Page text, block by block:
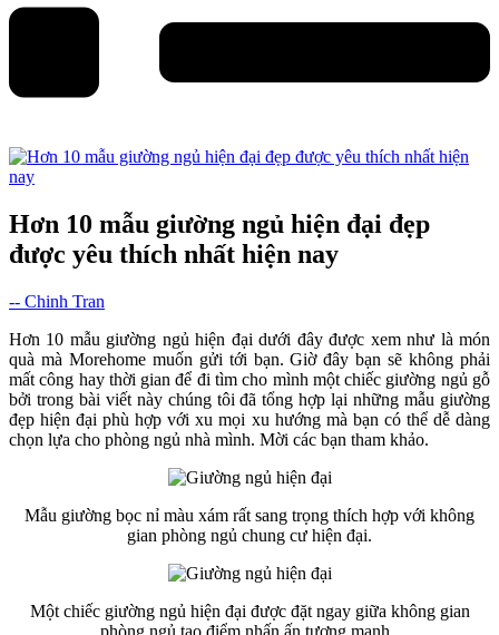
Hơn 10 mẫu giường ngủ hiện đại đẹp
được yêu thích nhất hiện nay
-- Chinh Tran
Hơn 10 mẫu giường ngủ hiện đại dưới đây được xem như là món
quà mà Morehome muốn gửi tới bạn. Giờ đây bạn sẽ không phải
mất công hay thời gian để đi tìm cho mình một chiếc giường ngủ gỗ
bởi trong bài viết này chúng tôi đã tổng hợp lại những mẫu giường
đẹp hiện đại phù hợp với xu mọi xu hướng mà bạn có thể dễ dàng
chọn lựa cho phòng ngủ nhà mình. Mời các bạn tham khảo.
Mẫu giường bọc nỉ màu xám rất sang trọng thích hợp với không
gian phòng ngủ chung cư hiện đại.
Một chiếc giường ngủ hiện đại được đặt ngay giữa không gian